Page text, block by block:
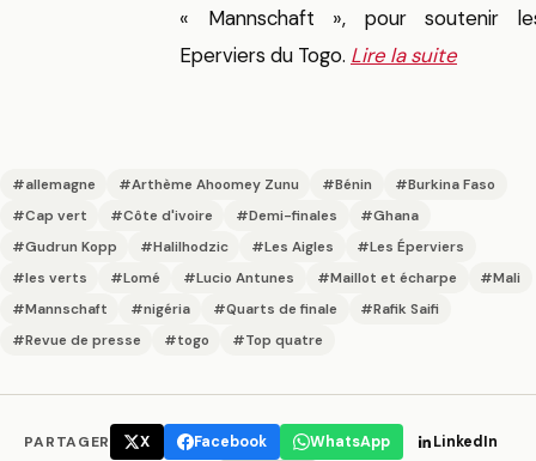
« Mannschaft », pour soutenir
Eperviers du Togo. Lire la suite
#allemagne #Arthème Ahoomey Zunu #Bénin
#Burkina Faso
#Cap vert
#Côte d'ivoire #Demi-finales
#Ghana
#Gudrun Kopp
#Halilhodzic #Les Aigles
#Les Éperviers
#les verts
#Lomé #Lucio Antunes #Maillot et écharpe
#Mali
#Mannschaft
#nigéria #Quarts de finale
#Rafik Saifi
#Revue de presse
#togo #Top quatre
PARTAGER X Facebook WhatsApp
LinkedIn